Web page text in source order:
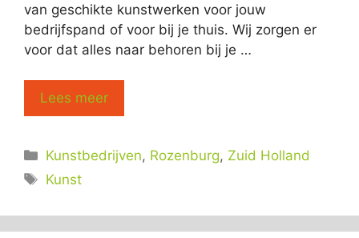
van geschikte kunstwerken voor jouw
bedrijfspand of voor bij je thuis. Wij zorgen er
voor dat alles naar behoren bij je …
Lees meer
Categorieën
Kunstbedrijven, Rozenburg, Zuid Holland
Tags
Kunst